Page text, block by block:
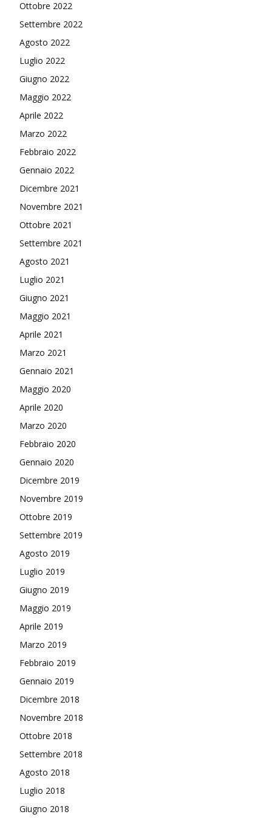
Ottobre 2022
Settembre 2022
Agosto 2022
Luglio 2022
Giugno 2022
Maggio 2022
Aprile 2022
Marzo 2022
Febbraio 2022
Gennaio 2022
Dicembre 2021
Novembre 2021
Ottobre 2021
Settembre 2021
Agosto 2021
Luglio 2021
Giugno 2021
Maggio 2021
Aprile 2021
Marzo 2021
Gennaio 2021
Maggio 2020
Aprile 2020
Marzo 2020
Febbraio 2020
Gennaio 2020
Dicembre 2019
Novembre 2019
Ottobre 2019
Settembre 2019
Agosto 2019
Luglio 2019
Giugno 2019
Maggio 2019
Aprile 2019
Marzo 2019
Febbraio 2019
Gennaio 2019
Dicembre 2018
Novembre 2018
Ottobre 2018
Settembre 2018
Agosto 2018
Luglio 2018
Giugno 2018